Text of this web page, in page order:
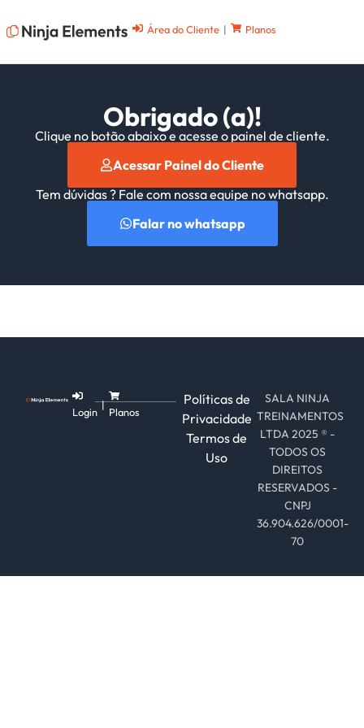
Área do Cliente | Planos
Obrigado (a)!
Clique no botão abaixo e acesse o painel de cliente.
Acessar Painel do Cliente
Tem dúvidas ? Fale com nossa equipe no whatsapp.
Falar no whatsapp
Login
|
Planos
Políticas de
Privacidade
Termos de
Uso
SALA NINJA
TREINAMENTOS
LTDA 2025 ® -
TODOS OS
DIREITOS
RESERVADOS -
CNPJ
36.904.626/0001-
70